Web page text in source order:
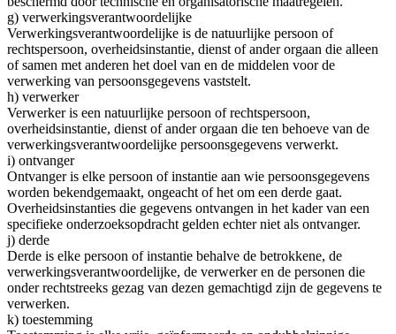
g) verwerkingsverantwoordelijke
Verwerkingsverantwoordelijke is de natuurlijke persoon of
rechtspersoon, overheidsinstantie, dienst of ander orgaan die alleen
of samen met anderen het doel van en de middelen voor de
verwerking van persoonsgegevens vaststelt.
h) verwerker
Verwerker is een natuurlijke persoon of rechtspersoon,
overheidsinstantie, dienst of ander orgaan die ten behoeve van de
verwerkingsverantwoordelijke persoonsgegevens verwerkt.
i) ontvanger
Ontvanger is elke persoon of instantie aan wie persoonsgegevens
worden bekendgemaakt, ongeacht of het om een derde gaat.
Overheidsinstanties die gegevens ontvangen in het kader van een
specifieke onderzoeksopdracht gelden echter niet als ontvanger.
j) derde
Derde is elke persoon of instantie behalve de betrokkene, de
verwerkingsverantwoordelijke, de verwerker en de personen die
onder rechtstreeks gezag van dezen gemachtigd zijn de gegevens te
verwerken.
k) toestemming